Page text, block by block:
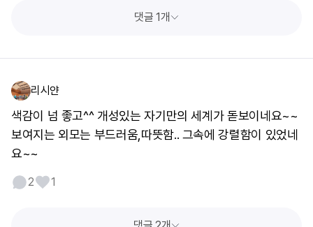
댓글 1개
리시얀
색감이 넘 좋고^^ 개성있는 자기만의 세계가 돋보이네요~~
보여지는 외모는 부드러움,따뜻함.. 그속에 강렬함이 있었네
요~~
2 1